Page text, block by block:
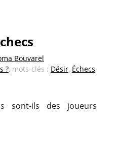
Bouvarel
?, mots-clés : Désir, Échecs,
sont-ils des joueurs